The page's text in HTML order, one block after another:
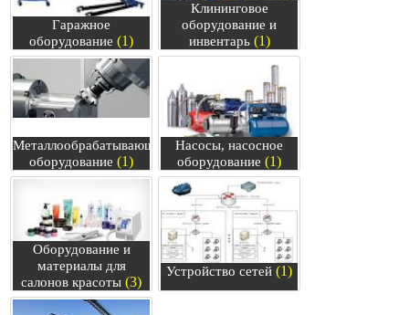
Гаражное
оборудование (1)
Клининговое
оборудование и
инвентарь(1)
Металлообрабатывающее
оборудование (1)
Насосы, насосное
оборудование (1)
Оборудование и
материалы для
салонов красоты (3)
Устройство сетей (1)